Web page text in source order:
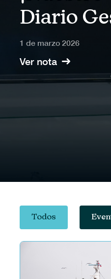
Diario
1 de marzo 2026
Ver nota
Todos